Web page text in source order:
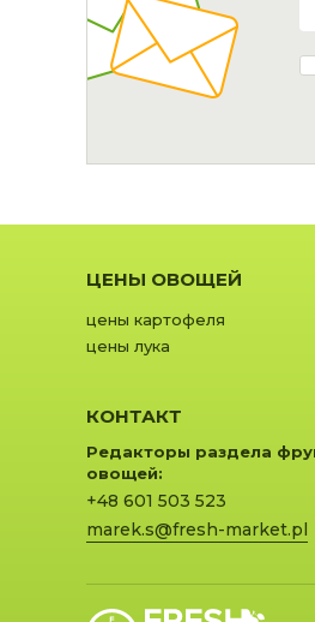
ЦЕНЫ ОВОЩЕЙ
цены картофеля
цены лука
КОНТАКТ
Редакторы раздела
овощей:
+48 601 503 523
marek.s@fresh-market.pl